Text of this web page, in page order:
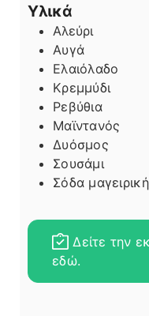
Υλικά
Αλεύρι
Αυγά
Ελαιόλαδο
Κρεμμύδι
Ρεβύθια
Μαϊντανός
Δυόσμος
Σουσάμι
Σόδα μαγειρική
Δείτε την
εδώ.